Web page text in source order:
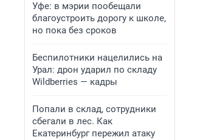
Уфе: в мэрии пообещали
благоустроить дорогу к школе,
но пока без сроков
Беспилотники нацелились на
Урал: дрон ударил по складу
Wildberries — кадры
Попали в склад, сотрудники
сбегали в лес. Как
Екатеринбург пережил атаку